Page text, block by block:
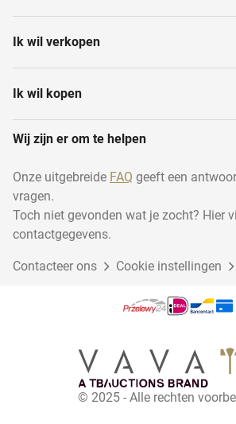
Ik wil verkopen
Ik wil kopen
Wij zijn er om te helpen
Onze uitgebreide FAQ geeft een
vragen.
Toch niet gevonden wat je zocht? Hier
contactgegevens.
Contacteer ons Cookie instellingen
© 2025 - Alle rechten